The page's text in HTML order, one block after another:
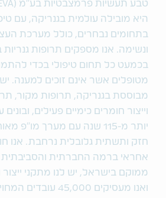
היא מובילה עולמית בגנריקה, עם
בתחומים נבחרים, כולל מערכת
ונשימה. אנו מספקים תרופות גנריות
בכמעט כל תחום טיפולי בכדי
מטופלים אשר אינם זוכים למענה. יש
מבוססת בגנריקה, תרופות מקור,
וייצור חומרים כימיים פעילים,
יותר מ-115 שנה עם מערך
חזק ותשתית גלובלית נרחבת. אנו
אחראי ברמה החברתית
ממוקם בישראל, יש לנו מתקני
ואנו מעסיקים